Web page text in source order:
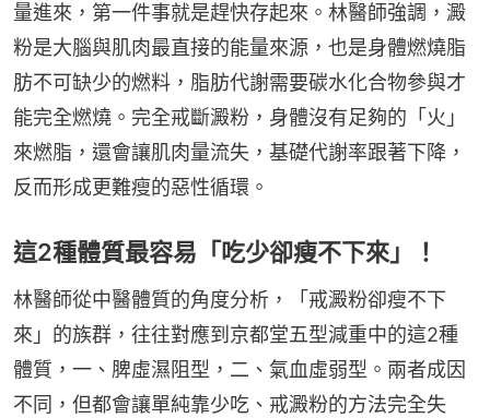
量進來，第一件事就是趕快存起來。林醫師強調，澱
粉是大腦與肌肉最直接的能量來源，也是身體燃燒脂
肪不可缺少的燃料，脂肪代謝需要碳水化合物參與才
能完全燃燒。完全戒斷澱粉，身體沒有足夠的「火」
來燃脂，還會讓肌肉量流失，基礎代謝率跟著下降，
反而形成更難瘦的惡性循環。
這2種體質最容易「吃少卻瘦不下來」！
林醫師從中醫體質的角度分析，「戒澱粉卻瘦不下
來」的族群，往往對應到京都堂五型減重中的這2種
體質，一、脾虛濕阻型，二、氣血虛弱型。兩者成因
不同，但都會讓單純靠少吃、戒澱粉的方法完全失